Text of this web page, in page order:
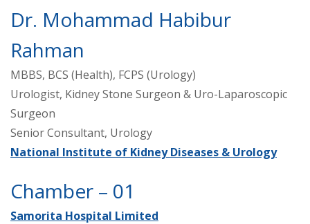
Dr. Mohammad Habibur
Rahman
MBBS, BCS (Health), FCPS (Urology)
Urologist, Kidney Stone Surgeon & Uro-Laparoscopic
Surgeon
Senior Consultant, Urology
National Institute of Kidney Diseases & Urology
Chamber – 01
Samorita Hospital Limited